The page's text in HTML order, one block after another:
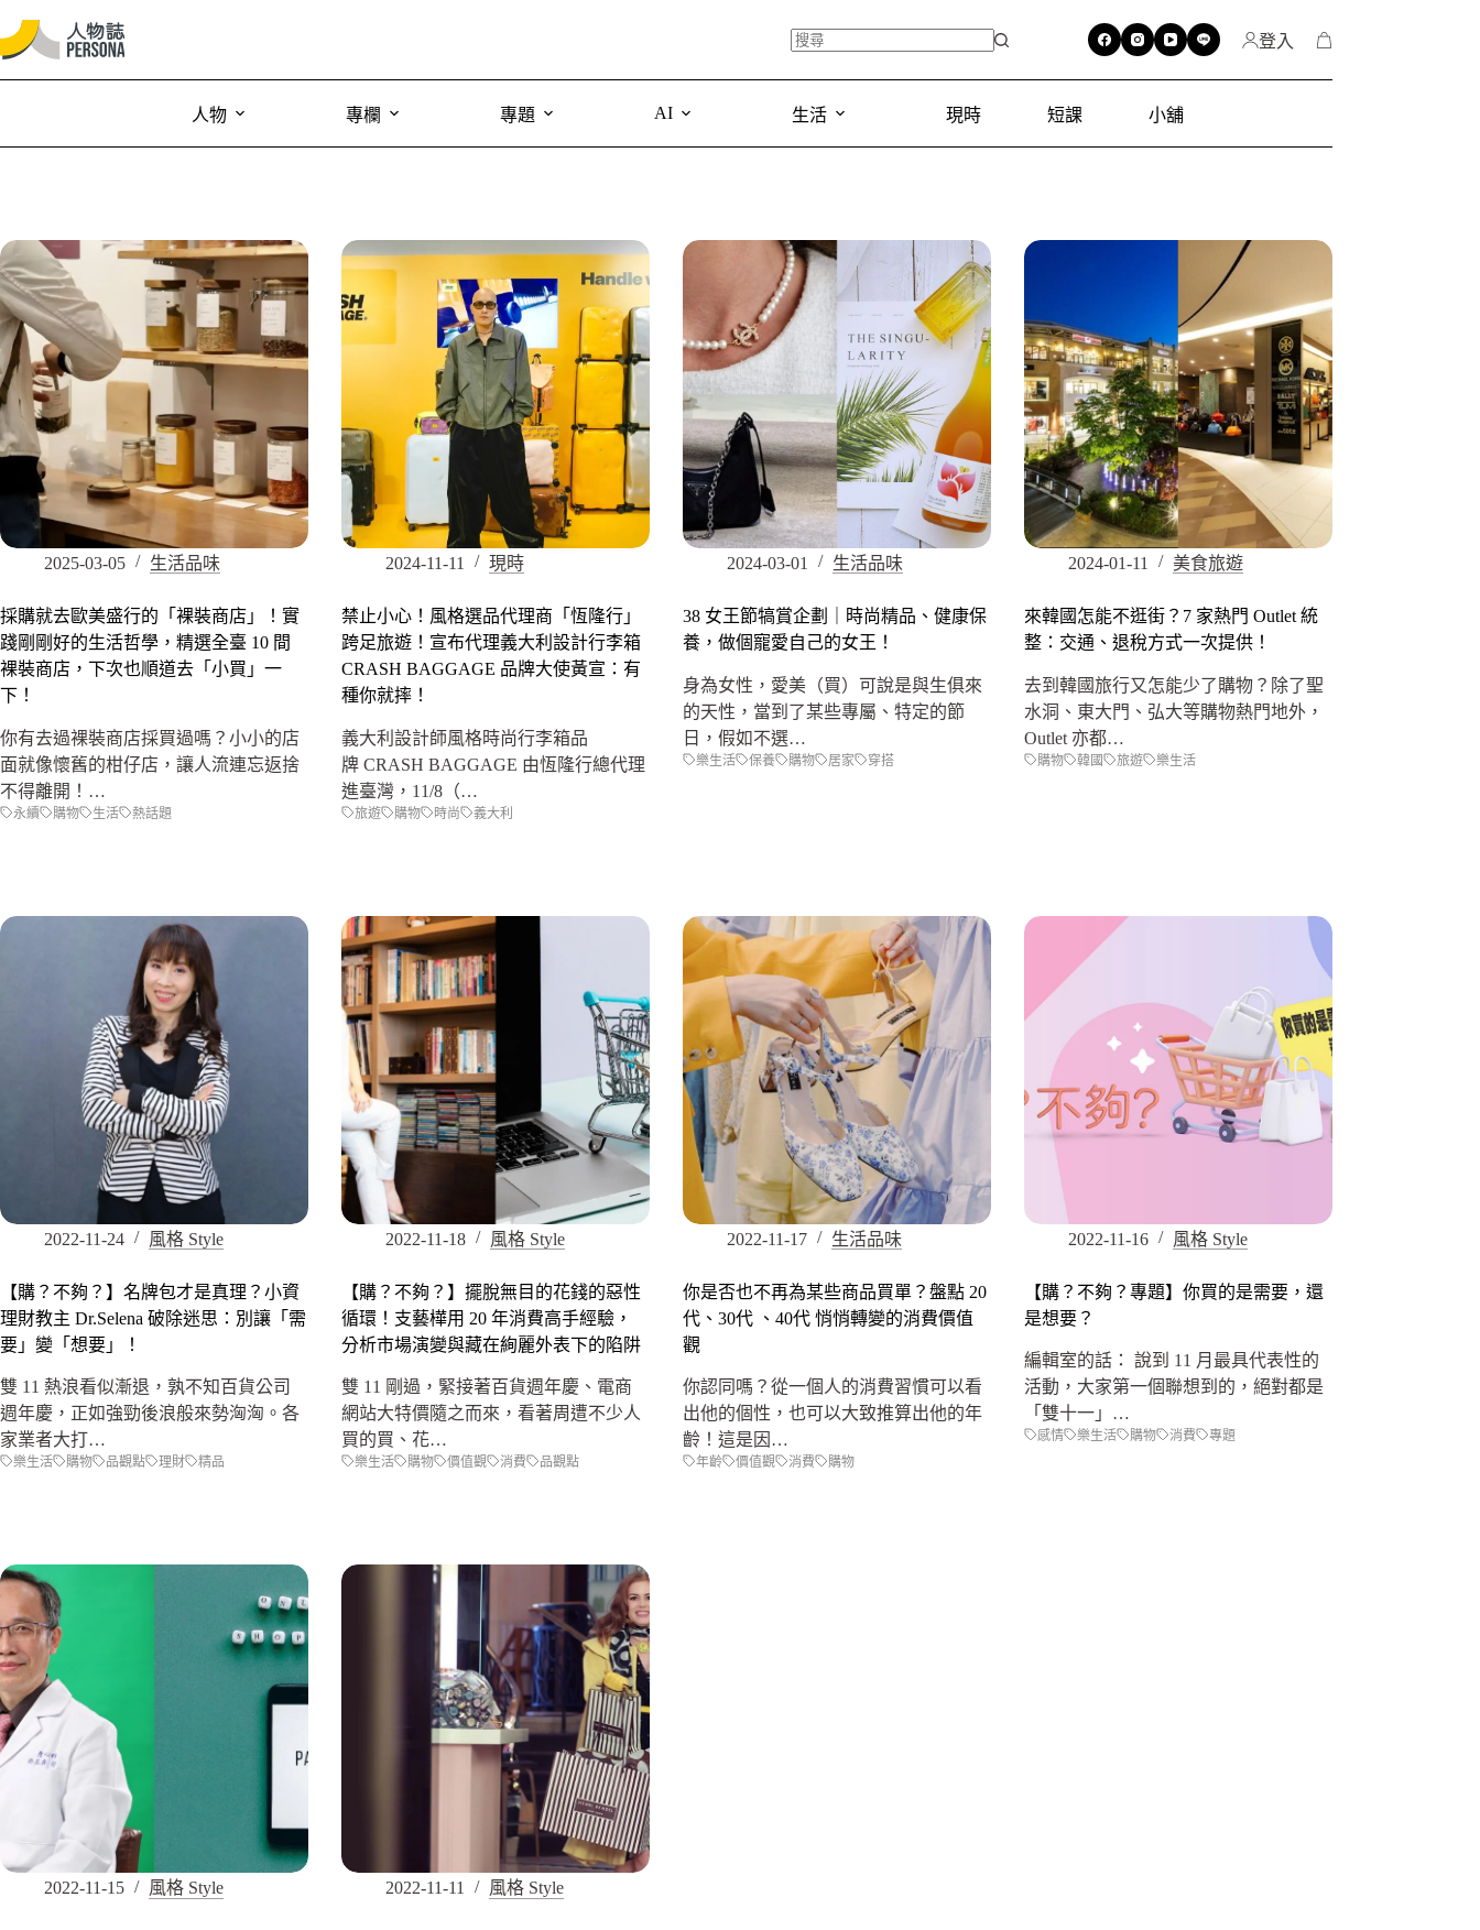
登入
人物 專欄 專題 AI 生活 現時 短課 小舖
2025-03-05 生活品味
採購就去歐美盛行的「裸裝商店」！實
踐剛剛好的生活哲學，精選全臺 10 間
裸裝商店，下次也順道去「小買」一
下！
你有去過裸裝商店採買過嗎？小小的店
面就像懷舊的柑仔店，讓人流連忘返捨
不得離開！…
永續 購物 生活 熱話題
2024-11-11 現時
禁止小心！風格選品代理商「恆隆行」
跨足旅遊！宣布代理義大利設計行李箱
CRASH BAGGAGE 品牌大使黃宣：有
種你就摔！
義大利設計師風格時尚行李箱品
牌 CRASH BAGGAGE 由恆隆行總代理
進臺灣，11/8（…
旅遊 購物 時尚 義大利
2024-03-01 生活品味
38 女王節犒賞企劃｜時尚精品、健康保
養，做個寵愛自己的女王！
身為女性，愛美（買）可說是與生俱來
的天性，當到了某些專屬、特定的節
日，假如不選…
樂生活 保養 購物 居家 穿搭
2024-01-11 美食旅遊
來韓國怎能不逛街？7 家熱門 Outlet 統
整：交通、退稅方式一次提供！
去到韓國旅行又怎能少了購物？除了聖
水洞、東大門、弘大等購物熱門地外，
Outlet 亦都…
購物 韓國 旅遊 樂生活
2022-11-24 風格 Style
【購？不夠？】名牌包才是真理？小資
理財教主 Dr.Selena 破除迷思：別讓「需
要」變「想要」！
雙 11 熱浪看似漸退，孰不知百貨公司
週年慶，正如強勁後浪般來勢洶洶。各
家業者大打…
樂生活 購物 品觀點 理財 精品
2022-11-18 風格 Style
【購？不夠？】擺脫無目的花錢的惡性
循環！支藝樺用 20 年消費高手經驗，
分析市場演變與藏在絢麗外表下的陷阱
雙 11 剛過，緊接著百貨週年慶、電商
網站大特價隨之而來，看著周遭不少人
買的買、花…
樂生活 購物 價值觀 消費 品觀點
2022-11-17 生活品味
你是否也不再為某些商品買單？盤點 20
代、30代 、40代 悄悄轉變的消費價值
觀
你認同嗎？從一個人的消費習慣可以看
出他的個性，也可以大致推算出他的年
齡！這是因…
年齡 價值觀 消費 購物
2022-11-16 風格 Style
【購？不夠？專題】你買的是需要，還
是想要？
編輯室的話： 說到 11 月最具代表性的
活動，大家第一個聯想到的，絕對都是
「雙十一」…
感情 樂生活 購物 消費 專題
2022-11-15 風格 Style 2022-11-11 風格 Style